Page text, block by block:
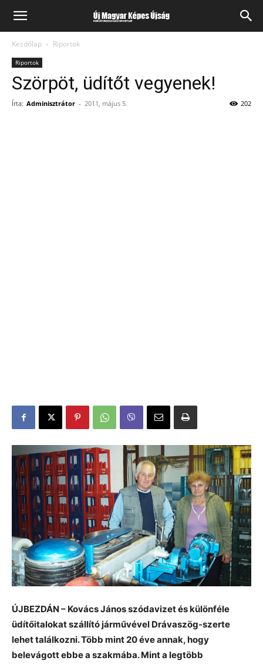
Kezdőlap Riportok
Riportok
Szörpöt, üdítőt vegyenek!
Írta: Adminisztrátor - 2011, május 5. 202
ÚJBEZDÁN – Kovács János szódavizet és különféle
üdítőitalokat szállító járművével Drávaszög-szerte
lehet találkozni. Több mint 20 éve annak, hogy
belevágott ebbe a szakmába. Mint a legtöbb